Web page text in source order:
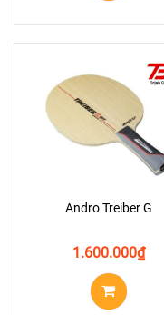
Andro Treiber G
₫
1.600.000